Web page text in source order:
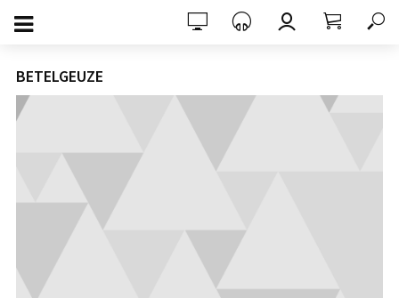
BETELGEUZE